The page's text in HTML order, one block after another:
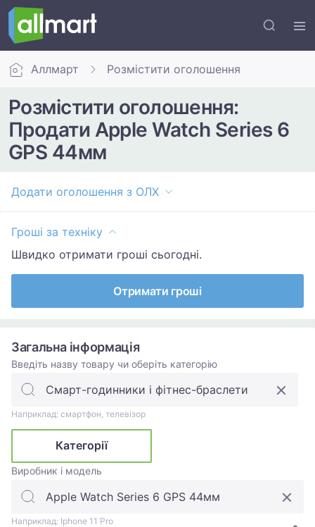
Аллмарт Розмістити оголошення
Розмістити оголошення:
Продати Apple Watch Series 6
GPS 44мм
Додати оголошення з ОЛХ
Гроші за техніку
Швидко отримати гроші сьогодні.
Отримати гроші
Загальна інформація
Введіть назву товару чи оберіть категорію
Наприклад: смартфон, телевізор
Категорії
Виробник і модель
Наприклад: Iphone 11 Pro